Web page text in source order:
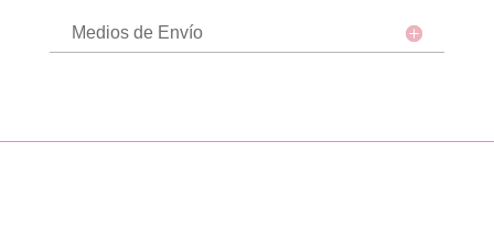
Medios de Envío